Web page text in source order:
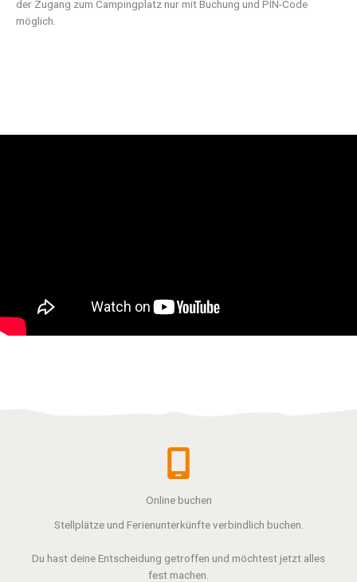
der Zugang zum Campingplatz nur mit Buchung und PIN-Code
möglich.
Online buchen
Stellplätze und Ferienunterkünfte verbindlich buchen.
Du hast deine Entscheidung getroffen und möchtest jetzt alles
fest machen.